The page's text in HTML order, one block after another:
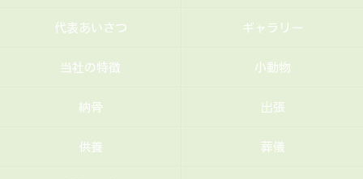
代表あいさつ ギャラリー
当社の特徴 小動物
納骨 出張
供養 葬儀